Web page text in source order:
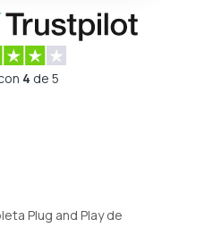
4 de 5
Plug and Play de